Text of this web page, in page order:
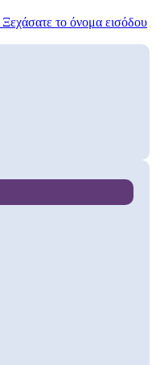
Ξεχάσατε το όνομα εισόδου